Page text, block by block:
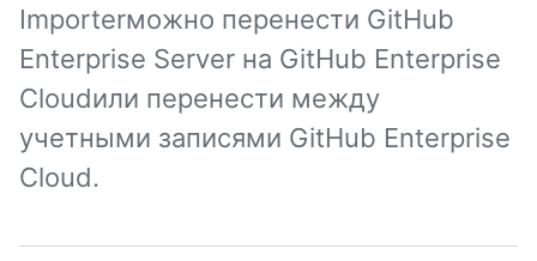
Importerможно перенести GitHub
Enterprise Server на GitHub Enterprise
Cloudили перенести между
учетными записями GitHub Enterprise
Cloud.